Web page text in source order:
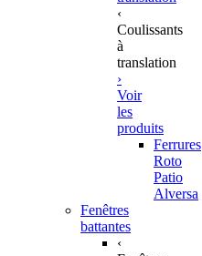
‹
Coulissants
à
translation
›
Voir
les
produits
Ferrures
Roto
Patio
Alversa
Fenêtres
battantes
‹